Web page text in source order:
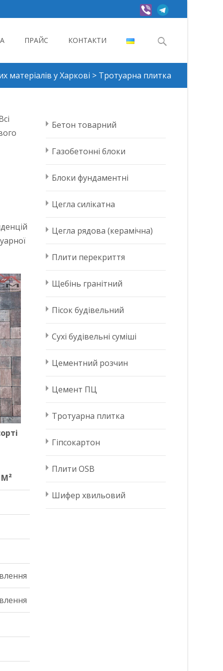
ПРАЙС КОНТАКТИ
Search
матеріалів у Харкові > Тротуарна плитка
Бетон товарний
Газобетонні блоки
Блоки фундаментні
Цегла силікатна
Цегла рядова (керамічна)
Плити перекриття
Щебінь гранітний
Пісок будівельний
Сухі будівельні суміші
Цементний розчин
Цемент ПЦ
Тротуарна плитка
Гіпсокартон
Плити OSB
Шифер хвильовий